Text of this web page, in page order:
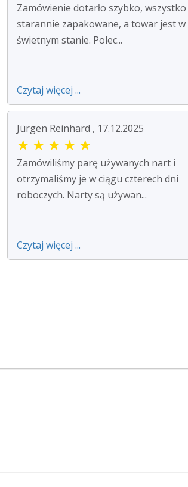
Zamówienie dotarło szybko, wszystko
starannie zapakowane, a towar jest w
świetnym stanie. Polec...
Czytaj więcej ...
Jürgen Reinhard , 17.12.2025
★ ★ ★ ★ ★
Zamówiliśmy parę używanych nart i
otrzymaliśmy je w ciągu czterech dni
roboczych. Narty są używan...
Czytaj więcej ...